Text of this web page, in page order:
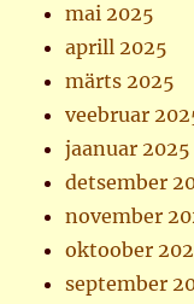
mai 2025
aprill 2025
märts 2025
veebruar
jaanuar 2025
detsember
november
oktoober
september